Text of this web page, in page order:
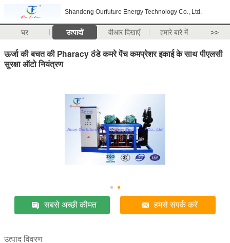
Shandong Ourfuture Energy Technology Co., Ltd.
घर उत्पादों वीआर दिखाएँ हमारे बारे में >>
ऊर्जा की बचत की Pharacy ठंडे कमरे पेंच कमप्रेशर इकाई के साथ पीएलसी
सुरक्षा ऑटो नियंत्रण
सबसे अच्छी कीमत हमसे संपर्क करें
उत्पाद विवरण